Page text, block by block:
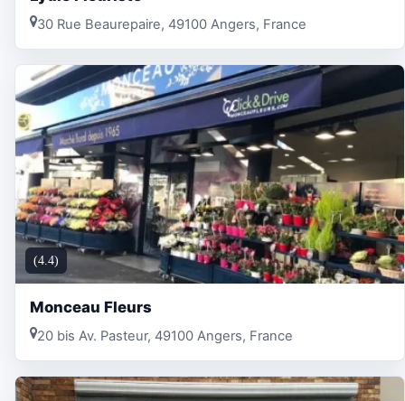
30 Rue Beaurepaire, 49100 Angers, France
(4.4)
Monceau Fleurs
20 bis Av. Pasteur, 49100 Angers, France